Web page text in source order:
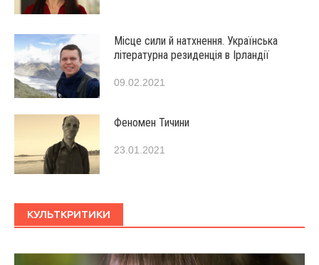
Місце сили й натхнення. Українська
літературна резиденція в Ірландії
09.02.2021
Феномен Тичини
23.01.2021
КУЛЬТКРИТИКИ